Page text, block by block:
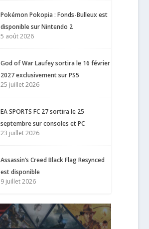
Pokémon Pokopia : Fonds-Bulleux est
disponible sur Nintendo 2
5 août 2026
God of War Laufey sortira le 16 février
2027 exclusivement sur PS5
25 juillet 2026
EA SPORTS FC 27 sortira le 25
septembre sur consoles et PC
23 juillet 2026
Assassin’s Creed Black Flag Resynced
est disponible
9 juillet 2026